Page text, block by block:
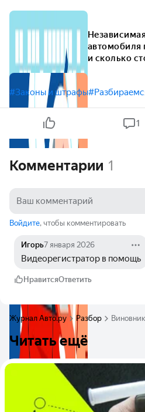
автомобиля
и сколько
#Законы и штрафы
1
Комментарии 1
Войдите, чтобы комментировать
Игорь7 января 2026
Видеорегистратор в помощь
НравитсяОтветить
Журнал Авто.ру Разбор
Читать ещё